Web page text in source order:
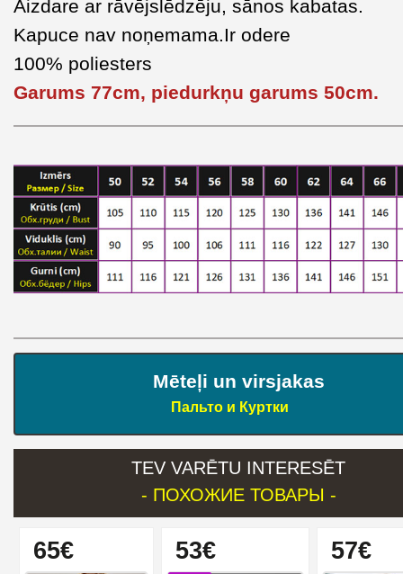
Aizdare ar rāvējslēdzēju, sānos kabatas.
Kapuce nav noņemama.Ir odere
100% poliesters
Garums 77cm, piedurkņu garums 50cm.
Mēteļi un virsjakas
Пальто и Куртки
TEV VARĒTU INTERESĒT
- ПОХОЖИЕ ТОВАРЫ -
65€ 53€ 57€